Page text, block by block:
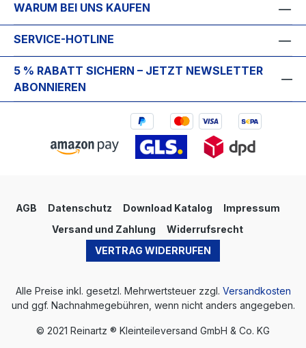
WARUM BEI UNS KAUFEN
SERVICE-HOTLINE
5 % RABATT SICHERN – JETZT NEWSLETTER
ABONNIEREN
AGB Datenschutz Download Katalog
Impressum
Versand und Zahlung
Widerrufsrecht
VERTRAG WIDERRUFEN
Alle Preise inkl. gesetzl. Mehrwertsteuer zzgl. Versandkosten
und ggf. Nachnahmegebühren, wenn nicht anders angegeben.
© 2021 Reinartz ® Kleinteileversand GmbH & Co. KG